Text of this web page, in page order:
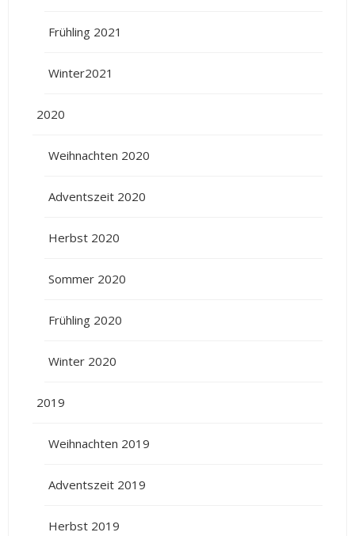
Frühling 2021
Winter2021
2020
Weihnachten 2020
Adventszeit 2020
Herbst 2020
Sommer 2020
Frühling 2020
Winter 2020
2019
Weihnachten 2019
Adventszeit 2019
Herbst 2019